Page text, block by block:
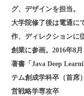
グ、デザインを担当。
大学院修了後は電通に
作、ディレクションに
創業に参画。2016年8
著書「Java Deep
テム創成学科卒（首席
営戦略学専攻卒